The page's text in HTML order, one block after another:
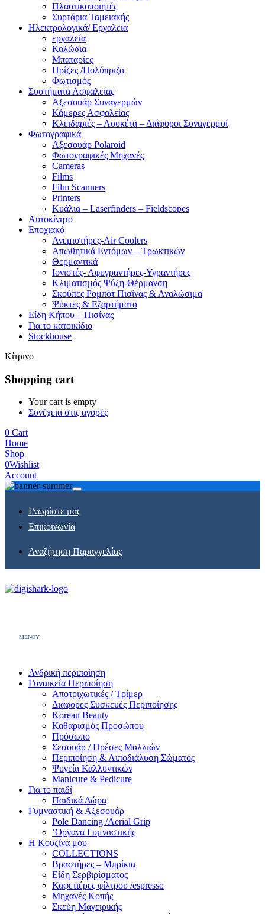
Πλαστικοποιητές
Συρτάρια Ταμειακής
Ηλεκτρολογικά/ Εργαλεία
εργαλεία
Καλώδια
Μπαταρίες
Πρίζες /Πολύπριζα
Φωτισμός
Συστήματα Ασφαλείας
Αξεσουάρ Συναγερμών
Κάμερες Ασφαλείας
Κλειδαριές – Λουκέτα – Διάφοροι Συναγερμοί
Φωτογραφικά
Αξεσουάρ Polaroid
Φωτογραφικές Μηχανές
Cameras
Films
Film Scanners
Printers
Κυάλια – Laserfinders – Fieldscopes
Αυτοκίνητο
Εποχιακό
Ανεμιστήρες-Air Coolers
Απωθητικά Εντόμων – Τρωκτικών
Θερμαντικά
Ιονιστές- Αφυγραντήρες-Υγραντήρες
Κλιματισμός Ψύξη-Θέρμανση
Σκούπες Ρομπότ Πισίνας & Αναλώσιμα
Ψύκτες & Εξαρτήματα
Είδη Κήπου – Πισίνας
Για το κατοικίδιο
Stockhouse
Κίτρινο
Shopping cart
Your cart is empty
Συνέχεια στις αγορές
0 Cart
Home
Shop
0Wishlist
Account
Γνωρίστε μας
Επικοινωνία
Αναζήτηση Παραγγελίας
MENOY
Ανδρική περιποίηση
Γυναικεία Περιποίηση
Αποτριχωτικές / Τρίμερ
Διάφορες Συσκευές Περιποίησης
Korean Beauty
Καθαρισμός Προσώπου
Πρόσωπο
Σεσουάρ / Πρέσες Μαλλιών
Περιποίηση & Λιποδιάλυση Σώματος
Ψυγεία Καλλυντικών
Manicure & Pedicure
Για το παιδί
Παιδικά Δώρα
Γυμναστική & Αξεσουάρ
Pole Dancing /Aerial Grip
‘Οργανα Γυμναστικής
Η Κουζίνα μου
COLLECTIONS
Βραστήρες – Μπρίκια
Είδη Σερβιρίσματος
Καφετιέρες φίλτρου /espresso
Μηχανές Κοπής
Σκεύη Μαγειρικής